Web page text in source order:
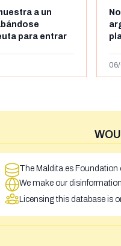
a un
para entrar
y el autor lo
The Maldita.es Foundation
We make our
Licensing this database is